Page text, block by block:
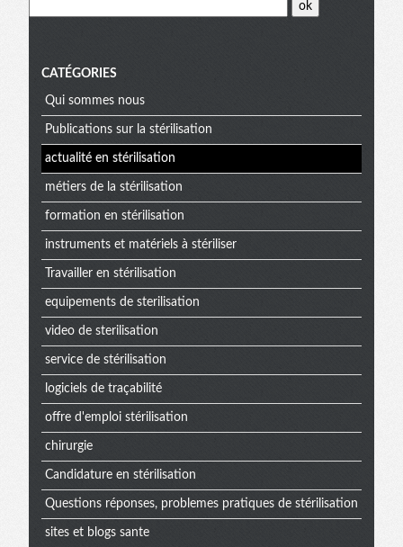
CATÉGORIES
Qui sommes nous
Publications sur la stérilisation
actualité en stérilisation
métiers de la stérilisation
formation en stérilisation
instruments et matériels à stériliser
Travailler en stérilisation
equipements de sterilisation
video de sterilisation
service de stérilisation
logiciels de traçabilité
offre d'emploi stérilisation
chirurgie
Candidature en stérilisation
Questions réponses, problemes pratiques de stérilisation
sites et blogs sante